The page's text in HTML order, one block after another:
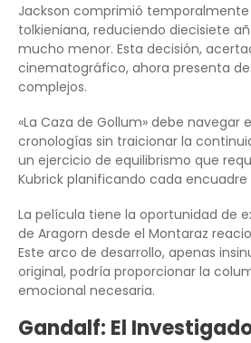
Jackson comprimió
tolkieniana, reduciendo diecisiete
mucho menor. Esta decisión,
cinematográfico, ahora presenta
complejos.
«La Caza de Gollum» debe navegar
cronologías sin traicionar la
un ejercicio de equilibrismo que
Kubrick planificando cada encuadre
La película tiene la oportunidad de
de Aragorn desde el Montaraz
Este arco de desarrollo, apenas
original, podría proporcionar la
emocional necesaria.
Gandalf: El